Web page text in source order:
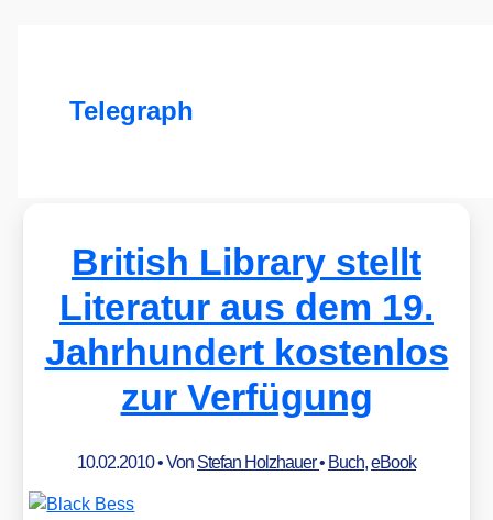
Telegraph
British Library stellt
Literatur aus dem 19.
Jahrhundert kostenlos
zur Verfügung
10.02.2010• Von Stefan Holzhauer• Buch,eBook